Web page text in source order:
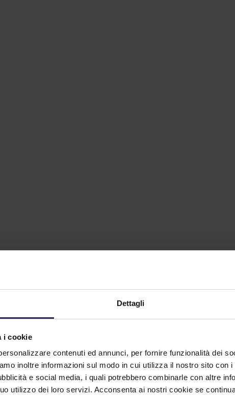
Dettagli
i cookie
contenuti ed annunci, per fornire funzionalità dei
inoltre informazioni sul modo in cui utilizza il nostro sito con
e social media, i quali potrebbero combinarle con altre
utilizzo dei loro servizi. Acconsenta ai nostri cookie se